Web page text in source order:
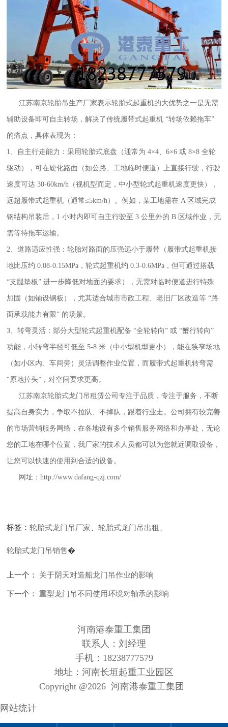
江苏南京轮胎吊生产厂家表示轮胎式起重机的大优势之一是无需
辅助设备即可自主转场，解决了传统履带式起重机 “转场依赖拖车”
的痛点，具体表现为：
1、自主行走能力：采用轮胎式底盘（通常为 4×4、6×6 或 8×8 全轮
驱动），可在硬化路面（如公路、工地临时便道）上直接行驶，行驶
速度可达 30-60km/h（视机型而定，中小型轮式起重机速度更快），
远超履带式起重机（通常≤5km/h）。例如，某工地需在 A 区域完成
钢结构吊装后，1 小时内即可自主行驶至 3 公里外的 B 区域作业，无
需等待拖车运输。
2、道路适应性强：轮胎对路面的压强远小于履带（履带式起重机接
地比压约 0.08-0.15MPa，轮式起重机约 0.3-0.6MPa，但可通过搭载
“支腿垫板” 进一步降低对地面的要求），无需对临时便道进行特殊
加固（如铺设钢板），尤其适合城市市政工程、老旧厂区改造等 “路
面承载能力有限” 的场景。
3、转弯灵活：部分大型轮式起重机配备 “全轮转向” 或 “蟹行转向”
功能，小转弯半径可低至 5-8 米（中小型机型更小），能在狭窄场地
（如小区内、车间旁）灵活调整作业位置，而履带式起重机转弯需
“原地掉头”，对空间要求更高。
江苏南京轮胎式龙门吊租赁公司专注于品质，专注于服务，不断
提高自身实力，争取不拉队、不掉队，跟着行业走。公司拥有较完善
的市场营销服务网络，在各地设有多个销售服务网络和办事处，无论
您的工地在哪个位置，我厂家的技术人员都可以为您就近调取设备，
让您可以快速的使用到合适的设备。
网址：http://www.dafang-qzj.com/
标签：轮胎式龙门吊厂家 、轮胎式龙门吊出租
轮胎式龙门吊销售�
上一个： 关于阴天对造船龙门吊作业的影响
下一个：重型龙门吊不同使用环境对轴承的影响
河南港泰重工集团
联系人：刘经理
手机：18238777579
地址：河南长垣起重工业园区
Copyright @2026 河南港泰重工集团
网站统计